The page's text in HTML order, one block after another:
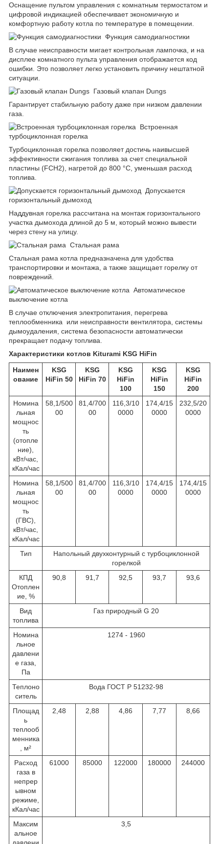
Оснащение пультом управления с комнатным термостатом и
цифровой индикацией обеспечивает экономичную и
комфортную работу котла по температуре в помещении.
Функция самодиагностики
В случае неисправности мигает контрольная лампочка, и на
дисплее комнатного пульта управления отображается код
ошибки. Это позволяет легко установить причину нештатной
ситуации.
Газовый клапан Dungs
Гарантирует стабильную работу даже при низком давлении
газа.
Встроенная
турбоциклонная горелка
Турбоциклонная горелка позволяет достичь наивысшей
эффективности сжигания топлива за счет специальной
пластины (FCH2), нагретой до 800 °С, уменьшая расход
топлива.
Допускается
горизонтальный дымоход
Наддувная горелка рассчитана на монтаж горизонтального
участка дымохода длиной до 5 м, который можно вывести
через стену на улицу.
Стальная рама
Стальная рама котла предназначена для удобства
транспортировки и монтажа, а также защищает горелку от
повреждений.
Автоматическое
выключение котла
В случае отключения электропитания, перегрева
теплообменника или неисправности вентилятора, системы
дымоудаления, система безопасности автоматически
прекращает подачу топлива.
Характеристики котлов Kiturami KSG HiFin
Наимен
ование
KSG
HiFin 50
KSG
HiFin 70
KSG
HiFin
100
KSG
HiFin
150
KSG
HiFin
200
Номина
льная
мощнос
ть
(отопле
ние),
кВт/час,
кКал/час
58,1/500
00
81,4/700
00
116,3/10
0000
174,4/15
0000
232,5/20
0000
Номина
льная
мощнос
ть
(ГВС),
кВт/час,
кКал/час
58,1/500
00
81,4/700
00
116,3/10
0000
174,4/15
0000
174,4/15
0000
Тип
Напольный двухконтурный с турбоциклонной
горелкой
КПД
Отоплен
ие, %
90,8 91,7 92,5 93,7 93,6
Вид
топлива
Газ природный G 20
Номина
льное
давлени
е газа,
Па
1274 - 1960
Теплоно
ситель
Вода ГОСТ Р 51232-98
Площад
ь
теплооб
менника
, м²
2,48 2,88 4,86 7,77 8,66
Расход
газа в
непрер
ывном
режиме,
кКал/час
61000 85000 122000 180000 244000
Максим
альное
давлени
3,5